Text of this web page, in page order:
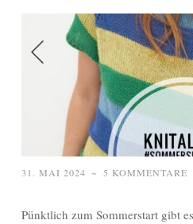
31. MAI 2024 ~ 5 KOMMENTARE
Pünktlich zum Sommerstart gibt